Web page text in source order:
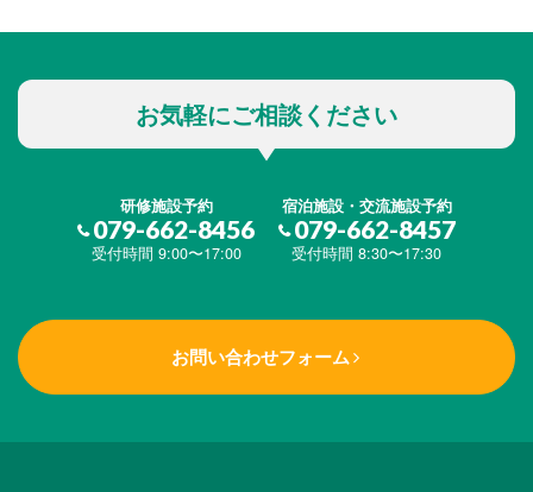
お気軽にご相談ください
研修施設予約
079-662-8456
受付時間 9:00〜17:00
宿泊施設・交流施設予約
079-662-8457
受付時間 8:30〜17:30
お問い合わせフォーム